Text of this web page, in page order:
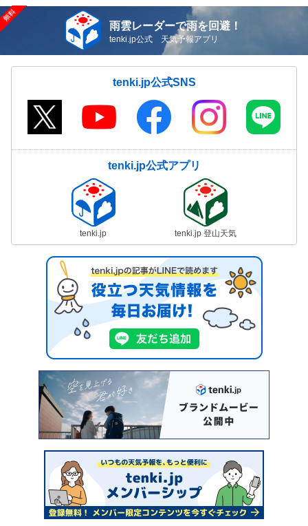
雨雲レーダーで雨を回避！
tenki.jp公式 天気予報アプリ
tenki.jp公式SNS
tenki.jp公式アプリ
tenki.jp tenki.jp 登山天気